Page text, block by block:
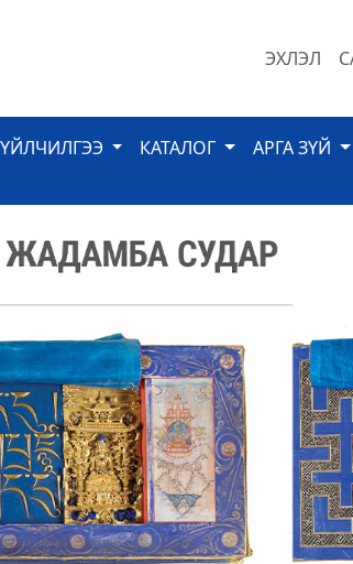
ЭХЛЭЛ
ҮЙЛЧИЛГЭЭ КАТАЛОГ АРГА ЗҮЙ